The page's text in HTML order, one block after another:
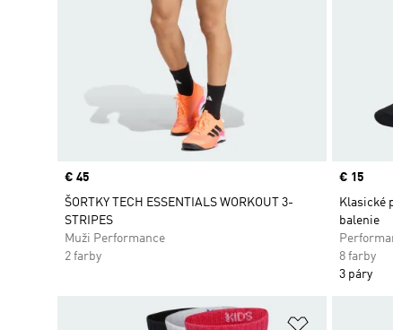
Price
€ 45
ŠORTKY TECH ESSENTIALS WORKOUT 3-
STRIPES
Muži Performance
2 farby
Price
€ 15
Klasické
balenie
8 farby
3 páry